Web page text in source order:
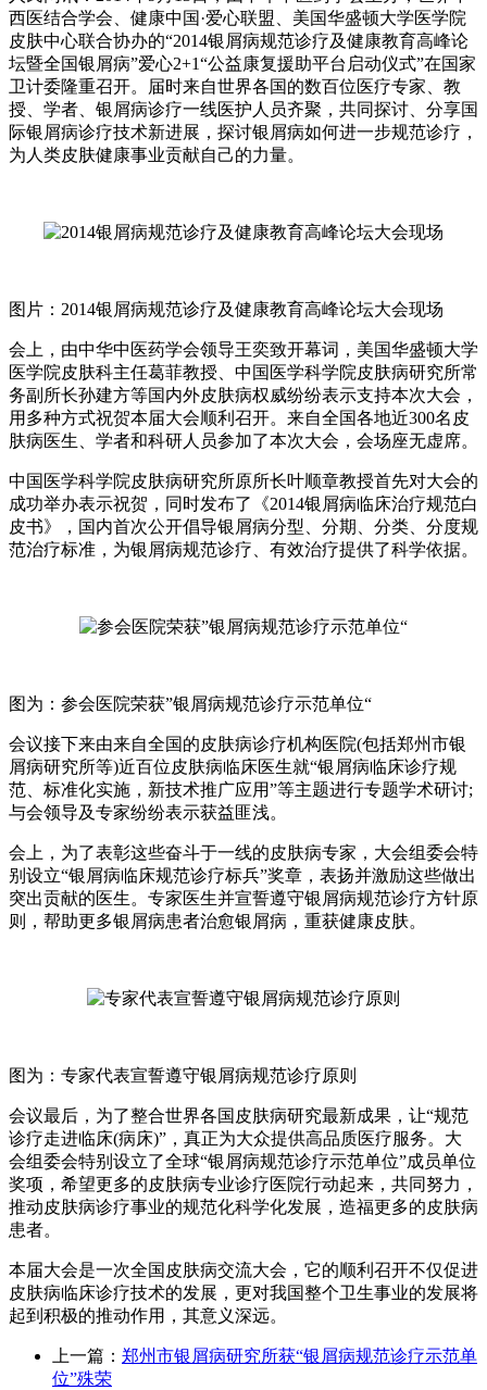
西医结合学会、健康中国·爱心联盟、美国华盛顿大学医学院
皮肤中心联合协办的“2014银屑病规范诊疗及健康教育高峰论
坛暨全国银屑病”爱心2+1“公益康复援助平台启动仪式”在国家
卫计委隆重召开。届时来自世界各国的数百位医疗专家、教
授、学者、银屑病诊疗一线医护人员齐聚，共同探讨、分享国
际银屑病诊疗技术新进展，探讨银屑病如何进一步规范诊疗，
为人类皮肤健康事业贡献自己的力量。
图片：2014银屑病规范诊疗及健康教育高峰论坛大会现场
会上，由中华中医药学会领导王奕致开幕词，美国华盛顿大学
医学院皮肤科主任葛菲教授、中国医学科学院皮肤病研究所常
务副所长孙建方等国内外皮肤病权威纷纷表示支持本次大会，
用多种方式祝贺本届大会顺利召开。来自全国各地近300名皮
肤病医生、学者和科研人员参加了本次大会，会场座无虚席。
中国医学科学院皮肤病研究所原所长叶顺章教授首先对大会的
成功举办表示祝贺，同时发布了《2014银屑病临床治疗规范白
皮书》，国内首次公开倡导银屑病分型、分期、分类、分度规
范治疗标准，为银屑病规范诊疗、有效治疗提供了科学依据。
图为：参会医院荣获”银屑病规范诊疗示范单位“
会议接下来由来自全国的皮肤病诊疗机构医院(包括郑州市银
屑病研究所等)近百位皮肤病临床医生就“银屑病临床诊疗规
范、标准化实施，新技术推广应用”等主题进行专题学术研讨;
与会领导及专家纷纷表示获益匪浅。
会上，为了表彰这些奋斗于一线的皮肤病专家，大会组委会特
别设立“银屑病临床规范诊疗标兵”奖章，表扬并激励这些做出
突出贡献的医生。专家医生并宣誓遵守银屑病规范诊疗方针原
则，帮助更多银屑病患者治愈银屑病，重获健康皮肤。
图为：专家代表宣誓遵守银屑病规范诊疗原则
会议最后，为了整合世界各国皮肤病研究最新成果，让“规范
诊疗走进临床(病床)”，真正为大众提供高品质医疗服务。大
会组委会特别设立了全球“银屑病规范诊疗示范单位”成员单位
奖项，希望更多的皮肤病专业诊疗医院行动起来，共同努力，
推动皮肤病诊疗事业的规范化科学化发展，造福更多的皮肤病
患者。
本届大会是一次全国皮肤病交流大会，它的顺利召开不仅促进
皮肤病临床诊疗技术的发展，更对我国整个卫生事业的发展将
起到积极的推动作用，其意义深远。
上一篇： 郑州市银屑病研究所获“银屑病规范诊疗示范单
位”殊荣